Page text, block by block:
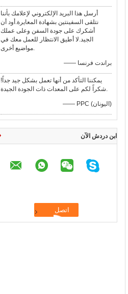
أرسل هذا البريد الإلكتروني لإعلامك بأننا
نتلقى السفينتين بشهادة المعايرة.أود أن
أشكرك على جودة السفن وعلى عملك
الجيد.لا أطيق الانتظار للعمل معك في
مواضيع أخرى.
—— براندت فرنسا
يمكننا التأكد من أنها تعمل بشكل جيد جداً!
شكراً لكم على المعدات ذات الجودة الجيدة.
—— PPC (اليونان)
ابن دردش الآن